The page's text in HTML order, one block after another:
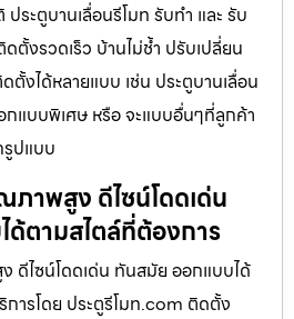
ระตูบานเลื่อนรีโมท รับทำ และ รับ
ตั้งรวดเร็ว บ้านไม่ช้ำ ปรับเปลี่ยน
งได้หลายแบบ เช่น ประตูบานเลื่อน
กแบบพิเศษ หรือ จะแบบอื่นๆที่ลูกค้า
รูปแบบ
ภาพสูง ดีไซน์โดดเด่น
ตามสไตล์ที่ต้องการ
ดีไซน์โดดเด่น ทันสมัย ออกแบบได้
การโดย ประตูรีโมท.com ติดตั้ง